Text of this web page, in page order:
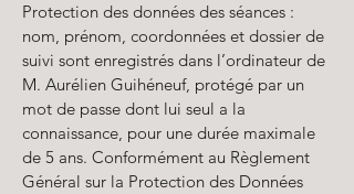
Protection des données des séances :
nom, prénom, coordonnées et dossier de
suivi sont enregistrés dans l’ordinateur de
M. Aurélien Guihéneuf, protégé par un
mot de passe dont lui seul a la
connaissance, pour une durée maximale
de 5 ans. Conformément au Règlement
Général sur la Protection des Données